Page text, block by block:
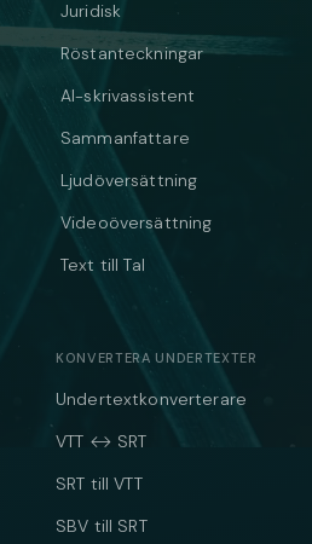
Juridisk
Röstanteckningar
AI-skrivassistent
Sammanfattare
Ljudöversättning
Videoöversättning
Text till Tal
KONVERTERA UNDERTEXTER
Undertextkonverterare
VTT ↔ SRT
SRT till VTT
SBV till SRT